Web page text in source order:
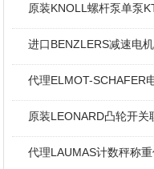
原装KNOLL螺杆泵单泵
进口BENZLERS减速电
代理ELMOT-SCHAFER
原装LEONARD凸轮开关
代理LAUMAS计数秤称